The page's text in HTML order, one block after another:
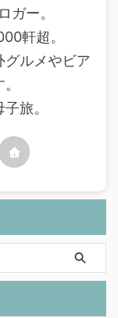
ガー。
軒超。
グルメやビア
旅。